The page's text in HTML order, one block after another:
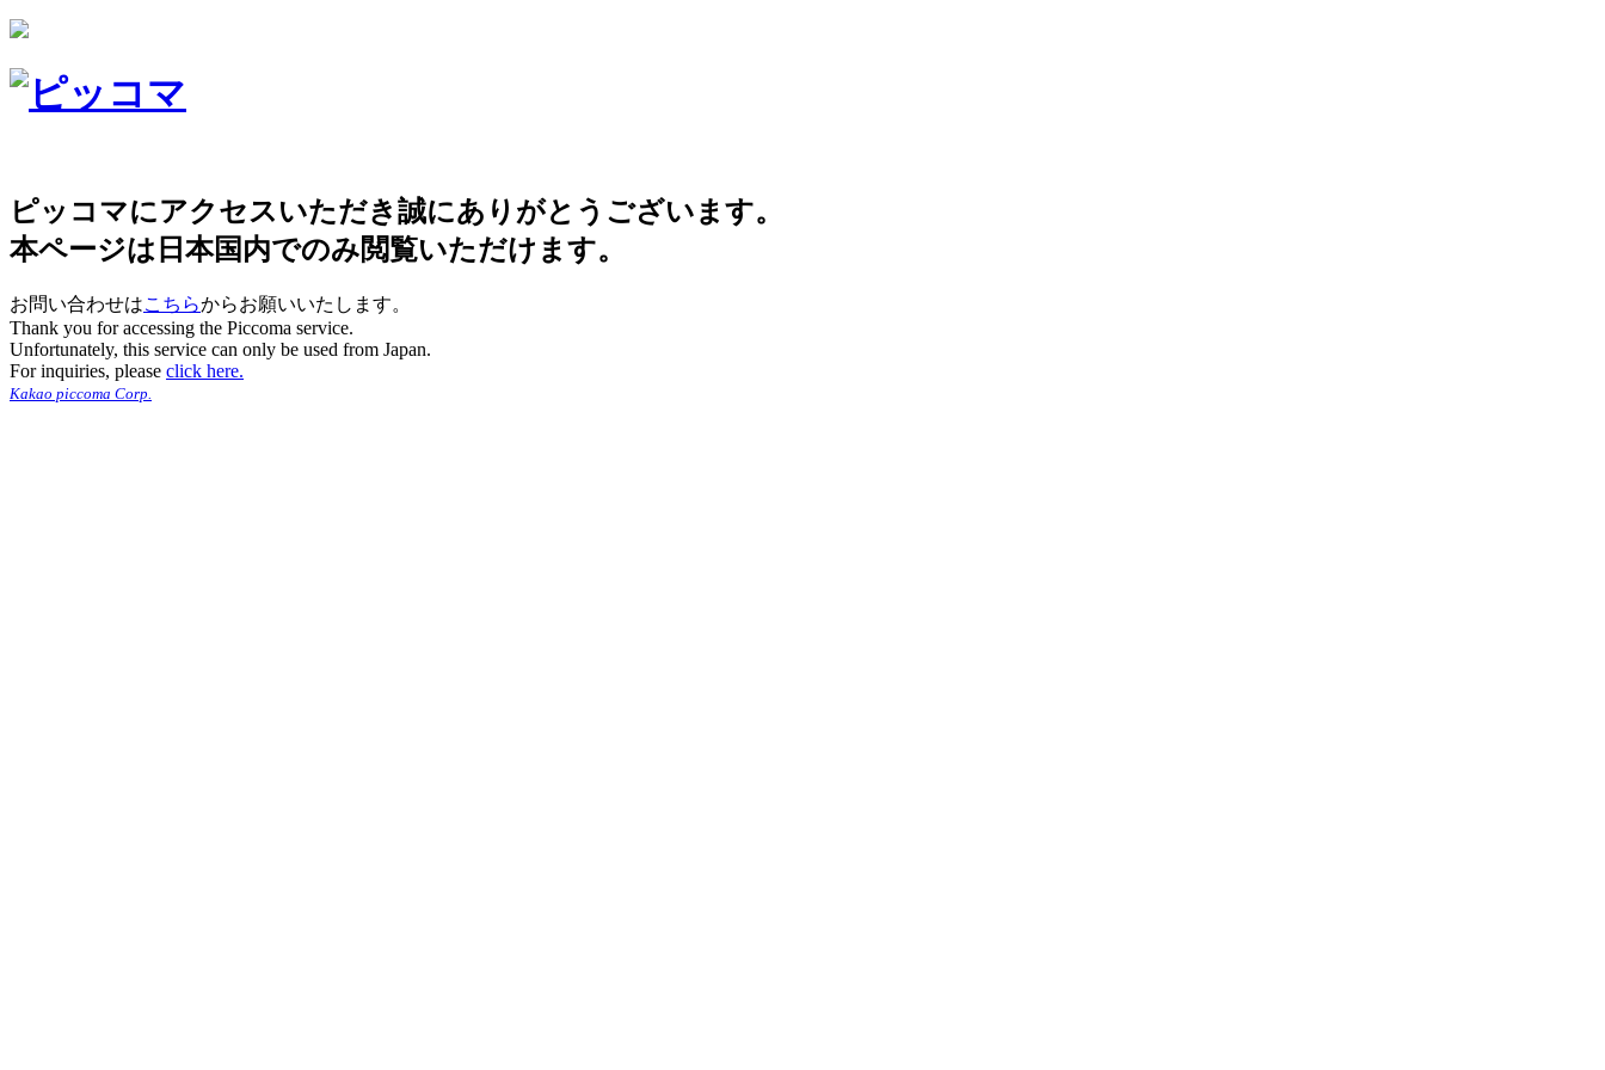
ピッコマにアクセスいただき誠にありがとうございます。
本ページは日本国内でのみ閲覧いただけます。
お問い合わせはこちらからお願いいたします。
Thank you for accessing the Piccoma service.
Unfortunately, this service can only be used from Japan.
For inquiries, please click here.
Kakao piccoma Corp.